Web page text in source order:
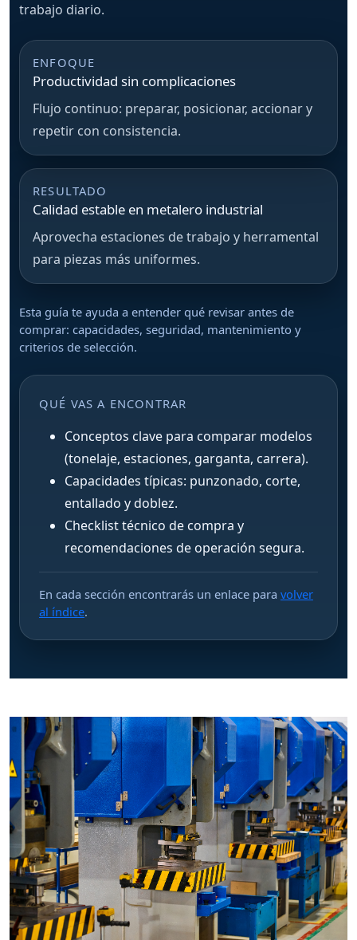
trabajo diario.
ENFOQUE
Productividad sin complicaciones
Flujo continuo: preparar, posicionar, accionar y
repetir con consistencia.
RESULTADO
Calidad estable en metalero industrial
Aprovecha estaciones de trabajo y herramental
para piezas más uniformes.
Esta guía te ayuda a entender qué revisar antes de
comprar: capacidades, seguridad, mantenimiento y
criterios de selección.
QUÉ VAS A ENCONTRAR
Conceptos clave para comparar modelos
(tonelaje, estaciones, garganta, carrera).
Capacidades típicas: punzonado, corte,
entallado y doblez.
Checklist técnico de compra y
recomendaciones de operación segura.
En cada sección encontrarás un enlace para volver
al índice.